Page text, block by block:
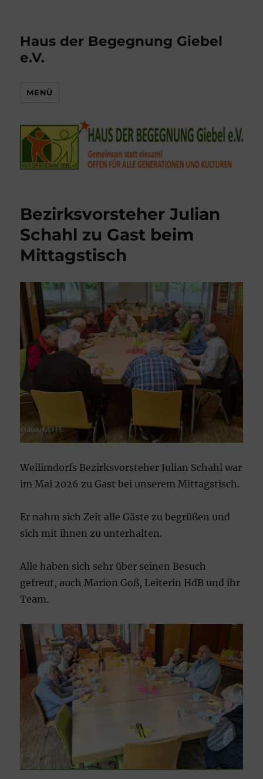
Haus der Begegnung Giebel
e.V.
MENÜ
Bezirksvorsteher Julian
Schahl zu Gast beim
Mittagstisch
Weilimdorfs Bezirksvorsteher Julian Schahl war
im Mai 2026 zu Gast bei unserem Mittagstisch.
Er nahm sich Zeit alle Gäste zu begrüßen und
sich mit ihnen zu unterhalten.
Alle haben sich sehr über seinen Besuch
gefreut, auch Marion Goß, Leiterin HdB und ihr
Team.